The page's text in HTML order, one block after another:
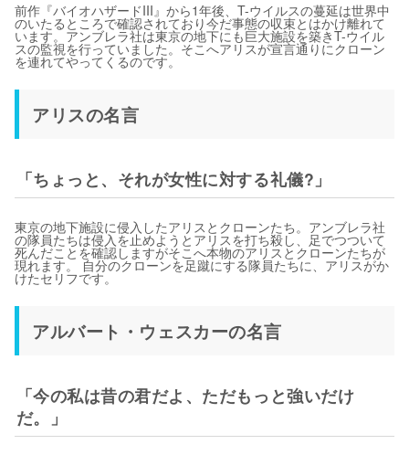
前作『バイオハザードIII』から1年後、T-ウイルスの蔓延は世界中
のいたるところで確認されており今だ事態の収束とはかけ離れて
います。アンブレラ社は東京の地下にも巨大施設を築きT-ウイル
スの監視を行っていました。そこへアリスが宣言通りにクローン
を連れてやってくるのです。
アリスの名言
「ちょっと、それが女性に対する礼儀?」
東京の地下施設に侵入したアリスとクローンたち。アンブレラ社
の隊員たちは侵入を止めようとアリスを打ち殺し、足でつついて
死んだことを確認しますがそこへ本物のアリスとクローンたちが
現れます。 自分のクローンを足蹴にする隊員たちに、アリスがか
けたセリフです。
アルバート・ウェスカーの名言
「今の私は昔の君だよ、ただもっと強いだけ
だ。」